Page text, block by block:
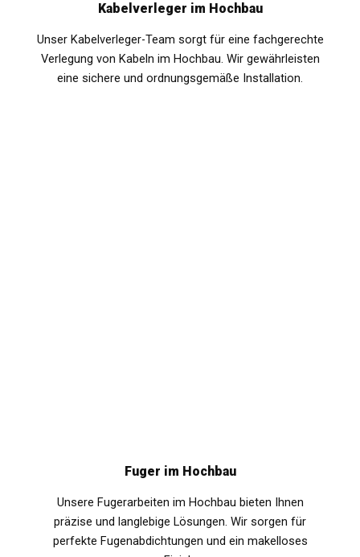
Kabelverleger im Hochbau
Unser Kabelverleger-Team sorgt für eine fachgerechte
Verlegung von Kabeln im Hochbau. Wir gewährleisten
eine sichere und ordnungsgemäße Installation.
Fuger im Hochbau
Unsere Fugerarbeiten im Hochbau bieten Ihnen
präzise und langlebige Lösungen. Wir sorgen für
perfekte Fugenabdichtungen und ein makelloses